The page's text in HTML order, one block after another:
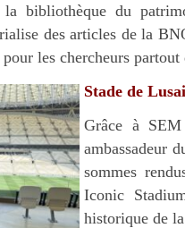
bibliothèque du
des articles de la
les chercheurs
Stade de
Grâce à
ambassadeur
sommes
Iconic
historique de